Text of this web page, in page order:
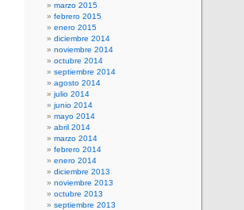
marzo 2015
febrero 2015
enero 2015
diciembre 2014
noviembre 2014
octubre 2014
septiembre 2014
agosto 2014
julio 2014
junio 2014
mayo 2014
abril 2014
marzo 2014
febrero 2014
enero 2014
diciembre 2013
noviembre 2013
octubre 2013
septiembre 2013